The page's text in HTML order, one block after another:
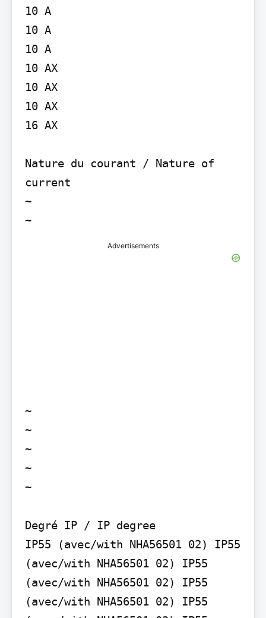
10 A
10 A
10 A
10 AX
10 AX
10 AX
16 AX
Nature du courant / Nature of
current
~
~
Advertisements
~
~
~
~
~
Degré IP / IP degree
IP55 (avec/with NHA56501 02) IP55
(avec/with NHA56501 02) IP55
(avec/with NHA56501 02) IP55
(avec/with NHA56501 02) IP55